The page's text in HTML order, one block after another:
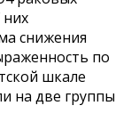
снижения
по
шкале
на две группы